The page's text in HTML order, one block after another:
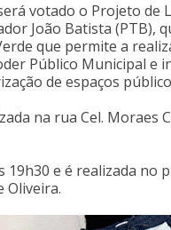
votado o Projeto de
João Batista (PTB),
que permite a
Público Municipal e
de espaços
na rua Cel. Moraes
19h30 e é realizada no
Oliveira.